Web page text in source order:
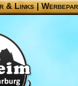
& Links|